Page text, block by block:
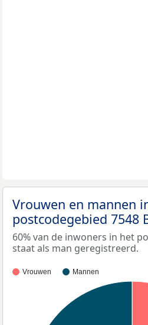
Vrouwen en mannen
postcodegebied 7548
60% van de inwoners in het
staat als man geregistreerd.
Vrouwen Mannen